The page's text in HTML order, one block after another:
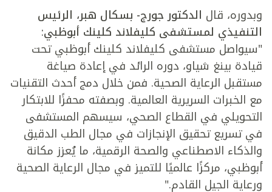
وبدوره، قال الدكتور جورج- بسكال هبر، الرئيس
التنفيذي لمستشفى كليفلاند كلينك أبوظبي:
"سيواصل مستشفى كليفلاند كلينك أبوظبي تحت
قيادة بينغ شياو، دوره الرائد في إعادة صياغة
مستقبل الرعاية الصحية. فمن خلال دمج أحدث التقنيات
مع الخبرات السريرية العالمية. وبصفته محفزًا للابتكار
التحويلي في القطاع الصحي، سيسهم المستشفى
في تسريع تحقيق الإنجازات في مجال الطب الدقيق
والذكاء الاصطناعي والصحة الرقمية، ما يُعزز مكانة
أبوظبي، مركزًا عالميًا للتميز في مجال الرعاية الصحية
ورعاية الجيل القادم."